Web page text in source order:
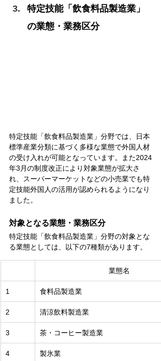
特定技能「飲食料品製造業」
の業態・業務区分
特定技能「飲食料品製造業」分野では、日本
標準産業分類に基づく多様な業態で外国人材
の受け入れが可能となっています。また2024
年3月の制度改正により対象業態が拡大さ
れ、スーパーマーケットなどの小売業でも特
定技能外国人の活用が認められるようになり
ました。
対象となる業態・業務区分
特定技能「飲食料品製造業」分野の対象とな
る業態としては、以下の7種類があります。
業態名
1 食料品製造業
2 清涼飲料製造業
3 茶・コーヒー製造業
4 製氷業